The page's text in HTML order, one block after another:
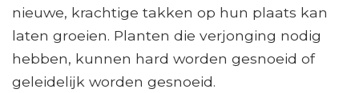
nieuwe, krachtige takken op hun plaats kan
laten groeien. Planten die verjonging nodig
hebben, kunnen hard worden gesnoeid of
geleidelijk worden gesnoeid.